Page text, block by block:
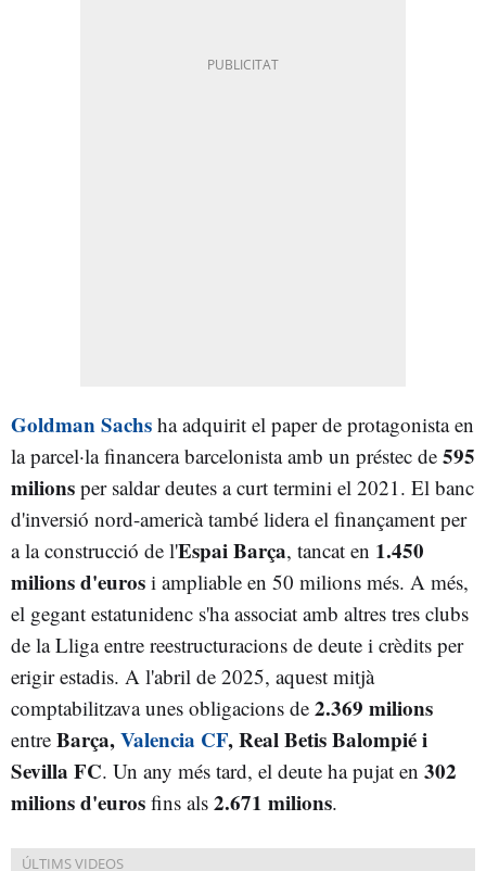
Goldman Sachs ha adquirit el paper de protagonista en
la parcel·la financera barcelonista amb un préstec de 595
milions per saldar deutes a curt termini el 2021. El banc
d'inversió nord-americà també lidera el finançament per
a la construcció de l'Espai Barça, tancat en 1.450
milions d'euros i ampliable en 50 milions més. A més,
el gegant estatunidenc s'ha associat amb altres tres clubs
de la Lliga entre reestructuracions de deute i crèdits per
erigir estadis. A l'abril de 2025, aquest mitjà
comptabilitzava unes obligacions de 2.369 milions
entre Barça,Valencia CF, Real Betis Balompié i
Sevilla FC. Un any més tard, el deute ha pujat en 302
milions d'euros fins als 2.671 milions.